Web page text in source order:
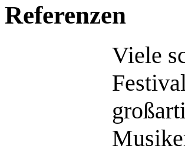
Referenzen
Viele